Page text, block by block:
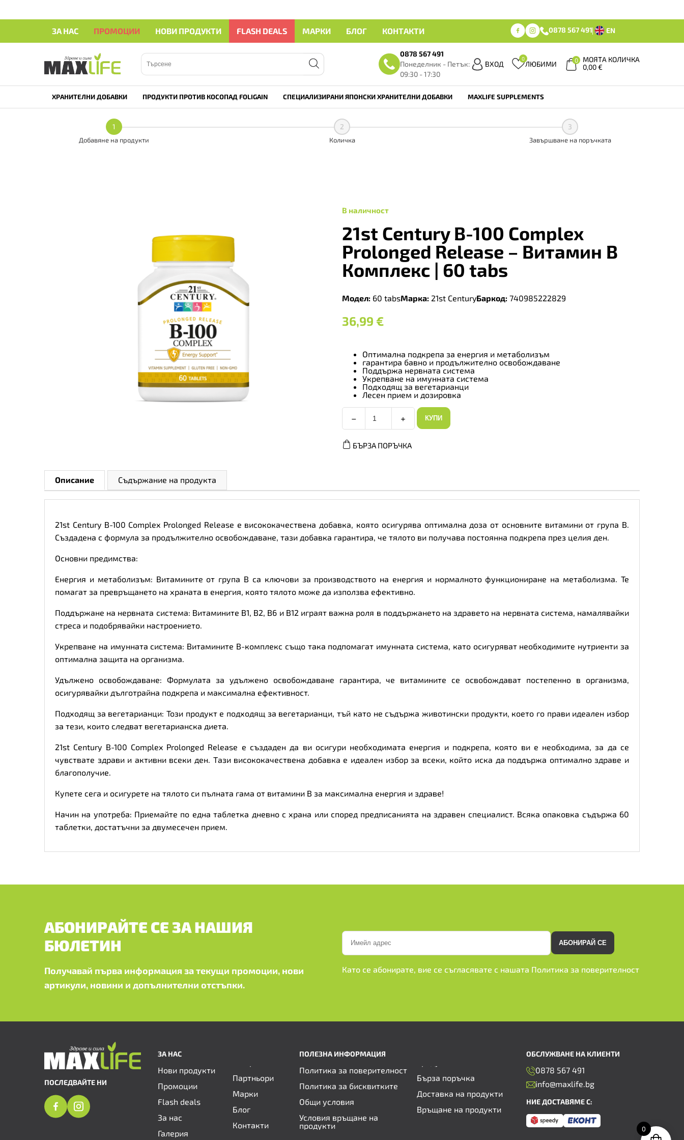
ЗА НАС ПРОМОЦИИ НОВИ ПРОДУКТИ FLASH DEALS МАРКИ БЛОГ КОНТАКТИ 0878 567 491 EN
0878 567 491
Понеделник - Петък:
09:30 - 17:30
ВХОД
0
ЛЮБИМИ 0
МОЯТА КОЛИЧКА
0,00€
ХРАНИТЕЛНИ ДОБАВКИ ПРОДУКТИ ПРОТИВ КОСОПАД FOLIGAIN СПЕЦИАЛИЗИРАНИ ЯПОНСКИ ХРАНИТЕЛНИ ДОБАВКИ MAXLIFE SUPPLEMENTS
1
Добавяне на продукти
2
Количка
3
Завършване на поръчката
В наличност
21st Century B-100 Complex
Prolonged Release – Витамин B
Комплекс | 60 tabs
Модел: 60 tabsМарка: 21st CenturyБаркод: 740985222829
36,99 €
Оптимална подкрепа за енергия и метаболизъм
гарантира бавно и продължително освобождаване
Поддържа нервната система
Укрепване на имунната система
Подходящ за вегетарианци
Лесен прием и дозировка
−
Century
100
Комплекс
tabs
количество
+ КУПИ
БЪРЗА ПОРЪЧКА
Описание Съдържание на продукта
21st Century B-100 Complex Prolonged Release е висококачествена добавка, която осигурява оптимална доза от основните витамини от група B.
Създадена с формула за продължително освобождаване, тази добавка гарантира, че тялото ви получава постоянна подкрепа през целия ден.
Основни предимства:
Енергия и метаболизъм: Витамините от група B са ключови за производството на енергия и нормалното функциониране на метаболизма. Те
помагат за превръщането на храната в енергия, която тялото може да използва ефективно.
Поддържане на нервната система: Витамините B1, B2, B6 и B12 играят важна роля в поддържането на здравето на нервната система, намалявайки
стреса и подобрявайки настроението.
Укрепване на имунната система: Витамините B-комплекс също така подпомагат имунната система, като осигуряват необходимите нутриенти за
оптимална защита на организма.
Удължено освобождаване: Формулата за удължено освобождаване гарантира, че витамините се освобождават постепенно в организма,
осигурявайки дълготрайна подкрепа и максимална ефективност.
Подходящ за вегетарианци: Този продукт е подходящ за вегетарианци, тъй като не съдържа животински продукти, което го прави идеален избор
за тези, които следват вегетарианска диета.
21st Century B-100 Complex Prolonged Release е създаден да ви осигури необходимата енергия и подкрепа, която ви е необходима, за да се
чувствате здрави и активни всеки ден. Тази висококачествена добавка е идеален избор за всеки, който иска да поддържа оптимално здраве и
благополучие.
Купете сега и осигурете на тялото си пълната гама от витамини B за максимална енергия и здраве!
Начин на употреба: Приемайте по една таблетка дневно с храна или според предписанията на здравен специалист. Всяка опаковка съдържа 60
таблетки, достатъчни за двумесечен прием.
АБОНИРАЙТЕ СЕ ЗА НАШИЯ
БЮЛЕТИН
Получавай първа информация за текущи промоции, нови
артикули, новини и допълнителни отстъпки.
АБОНИРАЙ СЕ
Като се абонирате, вие се съгласявате с нашата Политика за поверителност
ПОСЛЕДВАЙТЕ НИ
ЗА НАС
Нови продукти
Промоции
Flash deals
За нас
Галерия
Партньори
Марки
Блог
Контакти
ПОЛЕЗНА ИНФОРМАЦИЯ
Политика за поверителност
Политика за бисквитките
Общи условия
Условия връщане на
продукти
Бърза поръчка
Доставка на продукти
Връщане на продукти
ОБСЛУЖВАНЕ НА КЛИЕНТИ
0878 567 491
info@maxlife.bg
НИЕ ДОСТАВЯМЕ С:
0